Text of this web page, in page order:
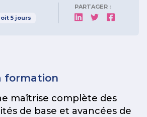
5 jours
PARTAGER :
formation
maîtrise complète des
de base et avancées de